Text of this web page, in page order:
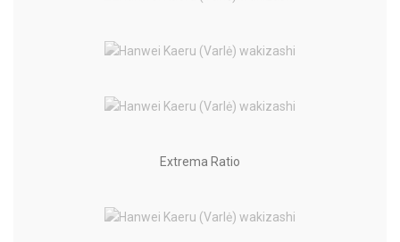
Extrema Ratio